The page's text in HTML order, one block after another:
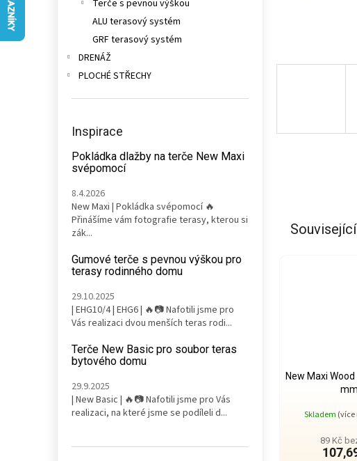
Terče s pevnou výškou
ALU terasový systém
GRF terasový systém
DRENÁŽ
PLOCHÉ STŘECHY
Inspirace
Pokládka dlažby na terče New Maxi
svépomocí
8.4.2026
New Maxi | Pokládka svépomocí 🔥
Přinášíme vám fotografie terasy, kterou si
zák...
Gumové terče s pevnou výškou pro
terasy rodinného domu
29.10.2025
| EHG10/4 | EHG6 | 🔥📷 Nafotili jsme pro
Vás realizaci dvou menších teras rodi...
Terče New Basic pro soubor teras
bytového domu
29.9.2025
| New Basic | 🔥📷 Nafotili jsme pro Vás
realizaci, na které jsme se podíleli d...
New Maxi
mm
Skladem (více
89 Kč